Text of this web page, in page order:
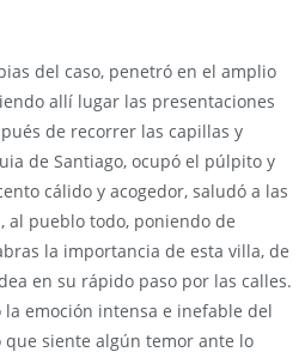
del caso, penetró en el amplio
allí lugar las presentaciones
de recorrer las capillas y
de Santiago, ocupó el púlpito y
cálido y acogedor, saludó a las
al pueblo todo, poniendo de
la importancia de esta villa, de
en su rápido paso por las calles.
emoción intensa e inefable del
siente algún temor ante lo